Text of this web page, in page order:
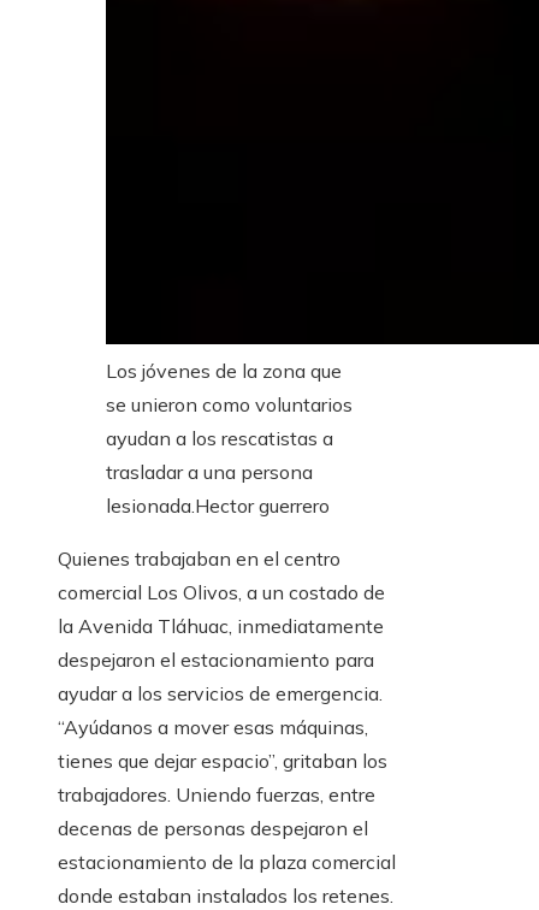
Los jóvenes de la zona que
se unieron como voluntarios
ayudan a los rescatistas a
trasladar a una persona
lesionada.Hector guerrero
Quienes trabajaban en el centro
comercial Los Olivos, a un costado de
la Avenida Tláhuac, inmediatamente
despejaron el estacionamiento para
ayudar a los servicios de emergencia.
“Ayúdanos a mover esas máquinas,
tienes que dejar espacio”, gritaban los
trabajadores. Uniendo fuerzas, entre
decenas de personas despejaron el
estacionamiento de la plaza comercial
donde estaban instalados los retenes.